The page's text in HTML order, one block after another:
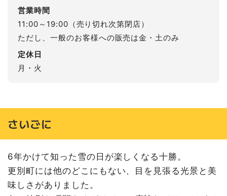
営業時間
11:00～19:00（売り切れ次第閉店）
ただし、一般のお客様への販売は金・土のみ
定休日
月・火
さいごに
6年かけて知った雪の日が楽しくなる十勝。
更別町には他のどこにもない、目を見張る光景と美
味しさがありました。